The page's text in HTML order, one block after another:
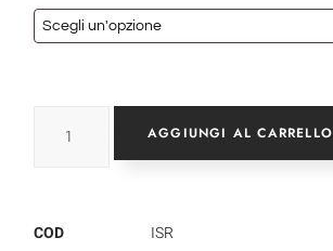
AGGIUNGI AL CARRELLO
COD
ISR